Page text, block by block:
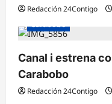
Redacción 24Contigo
Carabobo
Canal i estrena
Carabobo
Redacción 24Contigo